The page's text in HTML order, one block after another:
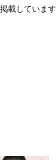
載しています